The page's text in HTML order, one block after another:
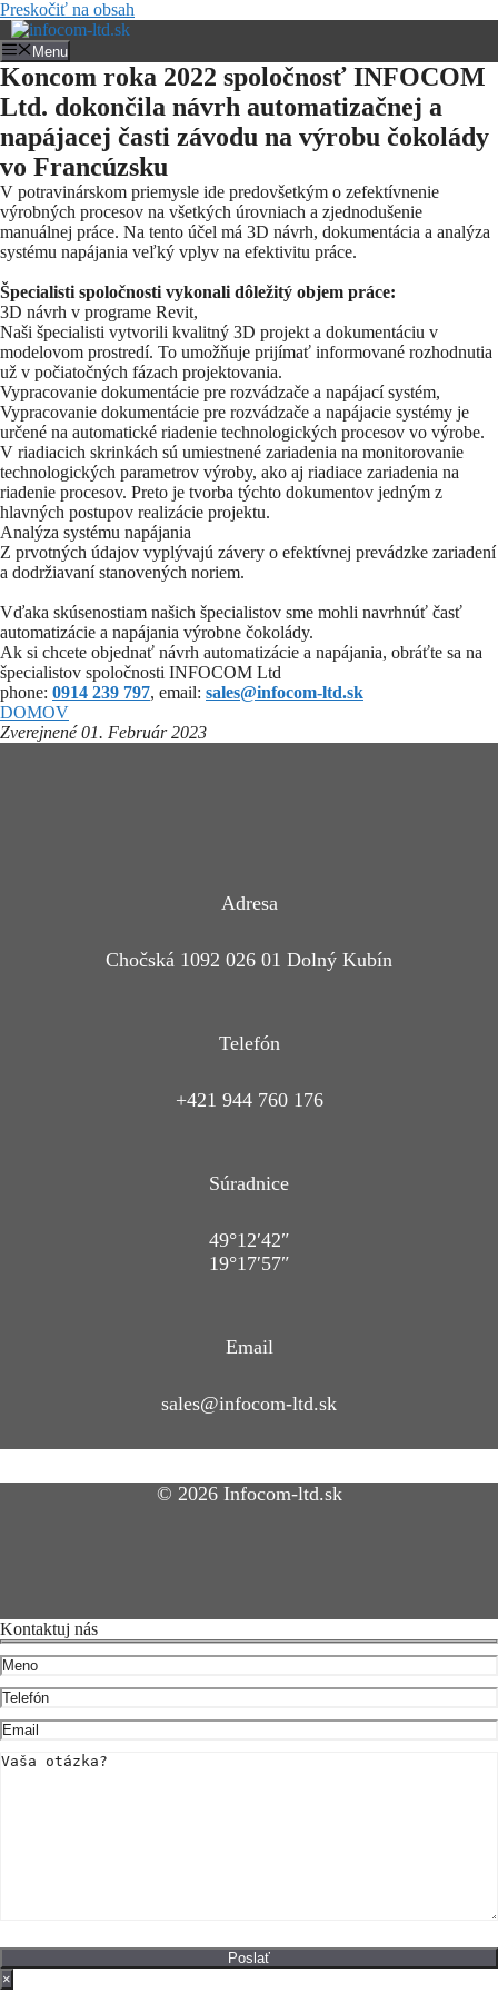
Preskočiť na obsah
Menu
Koncom roka 2022 spoločnosť INFOCOM
Ltd. dokončila návrh automatizačnej a
napájacej časti závodu na výrobu čokolády
vo Francúzsku
V potravinárskom priemysle ide predovšetkým o zefektívnenie
výrobných procesov na všetkých úrovniach a zjednodušenie
manuálnej práce. Na tento účel má 3D návrh, dokumentácia a analýza
systému napájania veľký vplyv na efektivitu práce.
Špecialisti spoločnosti vykonali dôležitý objem práce:
3D návrh v programe Revit,
Naši špecialisti vytvorili kvalitný 3D projekt a dokumentáciu v
modelovom prostredí. To umožňuje prijímať informované rozhodnutia
už v počiatočných fázach projektovania.
Vypracovanie dokumentácie pre rozvádzače a napájací systém,
Vypracovanie dokumentácie pre rozvádzače a napájacie systémy je
určené na automatické riadenie technologických procesov vo výrobe.
V riadiacich skrinkách sú umiestnené zariadenia na monitorovanie
technologických parametrov výroby, ako aj riadiace zariadenia na
riadenie procesov. Preto je tvorba týchto dokumentov jedným z
hlavných postupov realizácie projektu.
Analýza systému napájania
Z prvotných údajov vyplývajú závery o efektívnej prevádzke zariadení
a dodržiavaní stanovených noriem.
Vďaka skúsenostiam našich špecialistov sme mohli navrhnúť časť
automatizácie a napájania výrobne čokolády.
Ak si chcete objednať návrh automatizácie a napájania, obráťte sa na
špecialistov spoločnosti INFOCOM Ltd
phone: 0914 239 797, email: sales@infocom-ltd.sk
DOMOV
Zverejnené 01. Február 2023
Adresa
Chočská 1092 026 01 Dolný Kubín
Telefón
+421 944 760 176
Súradnice
49°12′42″
19°17′57″
Email
sales@infocom-ltd.sk
© 2026 Infocom-ltd.sk
Kontaktuj nás
×